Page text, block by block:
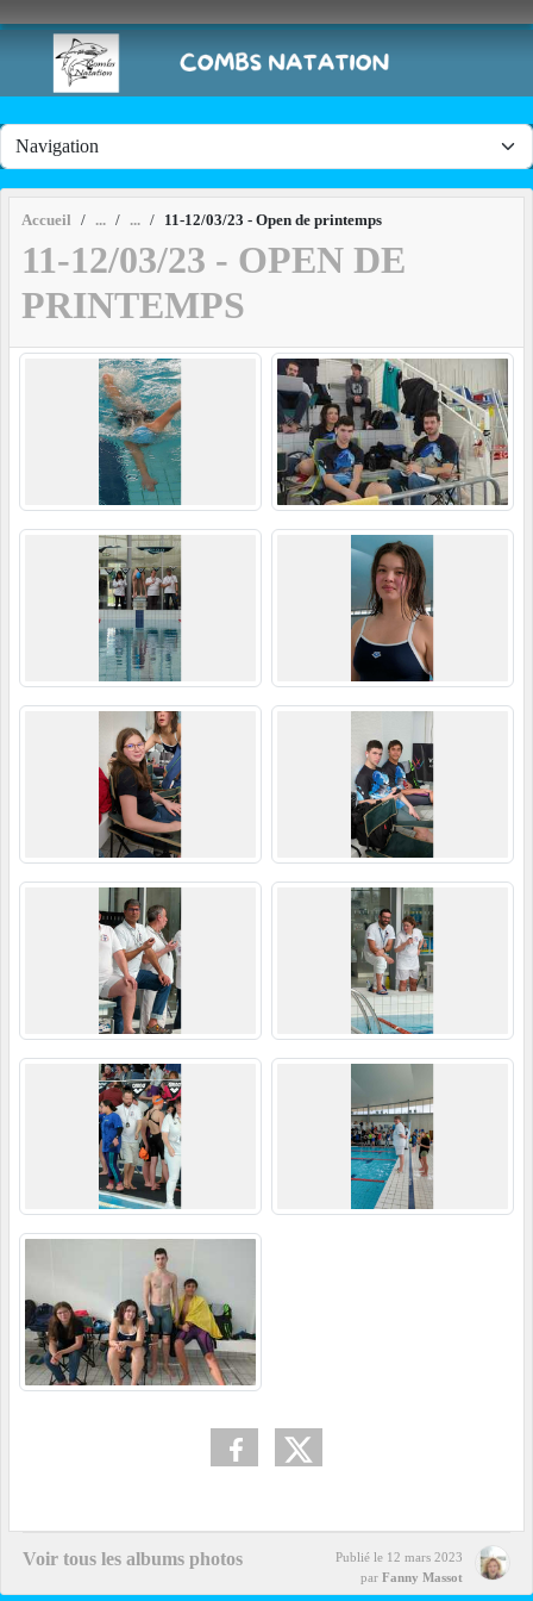
Accueil 11-12/03/23 - Open de printemps
11-12/03/23 - OPEN DE
PRINTEMPS
Voir tous les albums photos Publié le 12 mars 2023
par Fanny Massot